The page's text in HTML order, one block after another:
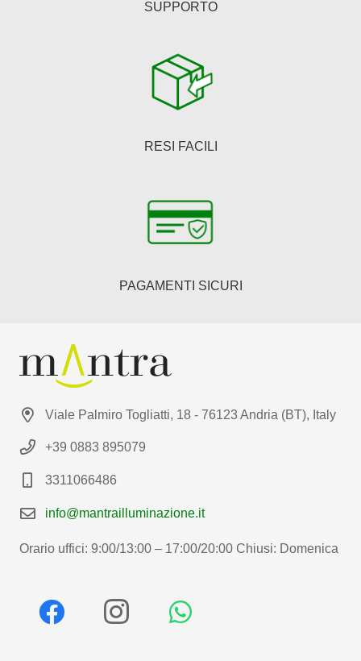
SUPPORTO
RESI FACILI
PAGAMENTI SICURI
Viale Palmiro Togliatti, 18 - 76123 Andria (BT), Italy
+39 0883 895079
3311066486
info@mantrailluminazione.it
Orario uffici: 9:00/13:00 – 17:00/20:00 Chiusi: Domenica